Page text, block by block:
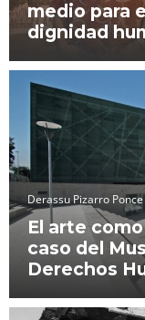
medio para
dignidad
Derassu Pizarro Ponce
El arte
caso del
Derechos